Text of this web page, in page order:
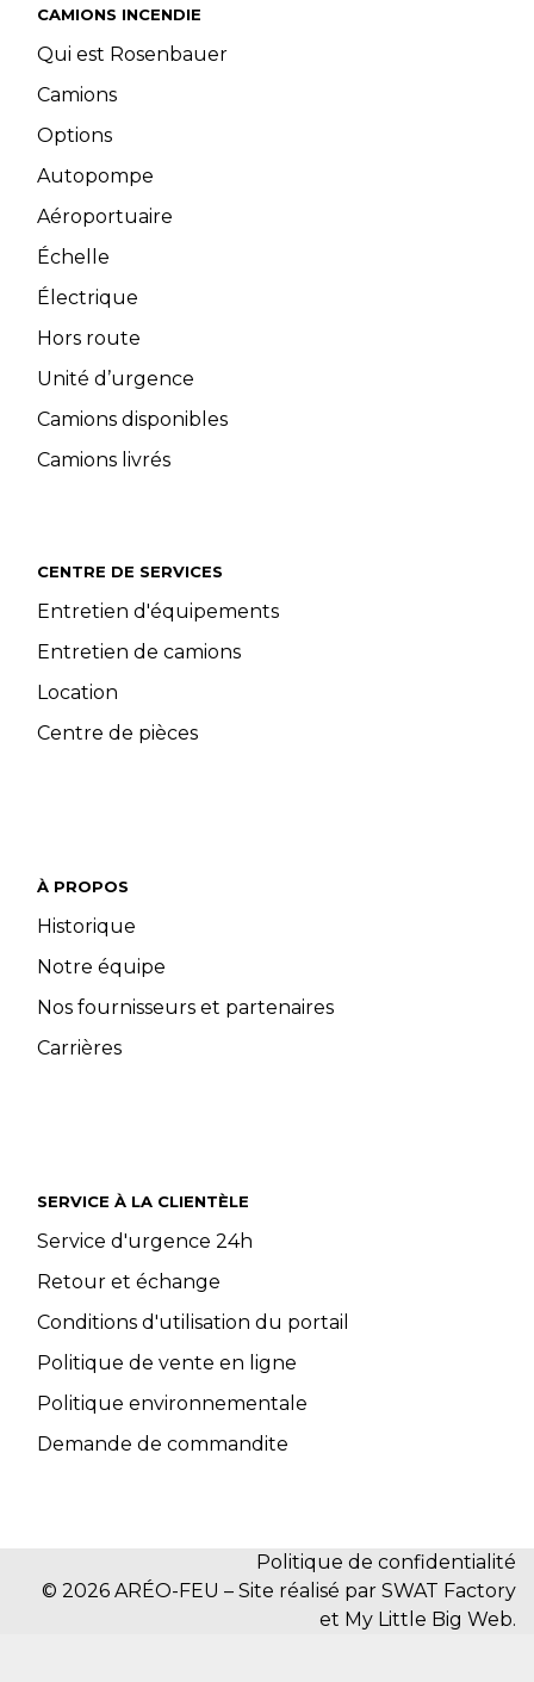
CAMIONS INCENDIE
Qui est Rosenbauer
Camions
Options
Autopompe
Aéroportuaire
Échelle
Électrique
Hors route
Unité d’urgence
Camions disponibles
Camions livrés
CENTRE DE SERVICES
Entretien d'équipements
Entretien de camions
Location
Centre de pièces
À PROPOS
Historique
Notre équipe
Nos fournisseurs et partenaires
Carrières
SERVICE À LA CLIENTÈLE
Service d'urgence 24h
Retour et échange
Conditions d'utilisation du portail
Politique de vente en ligne
Politique environnementale
Demande de commandite
Politique de confidentialité
© 2026 ARÉO-FEU – Site réalisé par SWAT Factory
et My Little Big Web.